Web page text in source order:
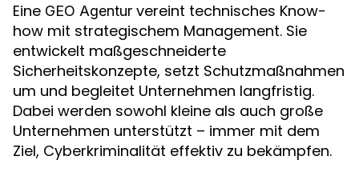
Eine GEO Agentur vereint technisches Know-
how mit strategischem Management. Sie
entwickelt maßgeschneiderte
Sicherheitskonzepte, setzt Schutzmaßnahmen
um und begleitet Unternehmen langfristig.
Dabei werden sowohl kleine als auch große
Unternehmen unterstützt – immer mit dem
Ziel, Cyberkriminalität effektiv zu bekämpfen.